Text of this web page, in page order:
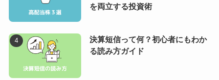
を両立する投資術
決算短信って何？初心者にもわか
る読み方ガイド